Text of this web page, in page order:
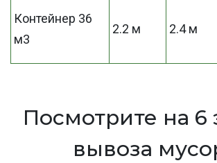
Контейнер 36
м3
2.2 м 2.4 м
Посмотрите на 6
вывоза